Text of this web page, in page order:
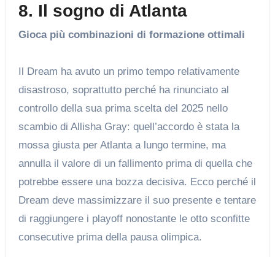
8. Il sogno di Atlanta
Gioca più combinazioni di formazione ottimali
Il Dream ha avuto un primo tempo relativamente
disastroso, soprattutto perché ha rinunciato al
controllo della sua prima scelta del 2025 nello
scambio di Allisha Gray: quell’accordo è stata la
mossa giusta per Atlanta a lungo termine, ma
annulla il valore di un fallimento prima di quella che
potrebbe essere una bozza decisiva. Ecco perché il
Dream deve massimizzare il suo presente e tentare
di raggiungere i playoff nonostante le otto sconfitte
consecutive prima della pausa olimpica.